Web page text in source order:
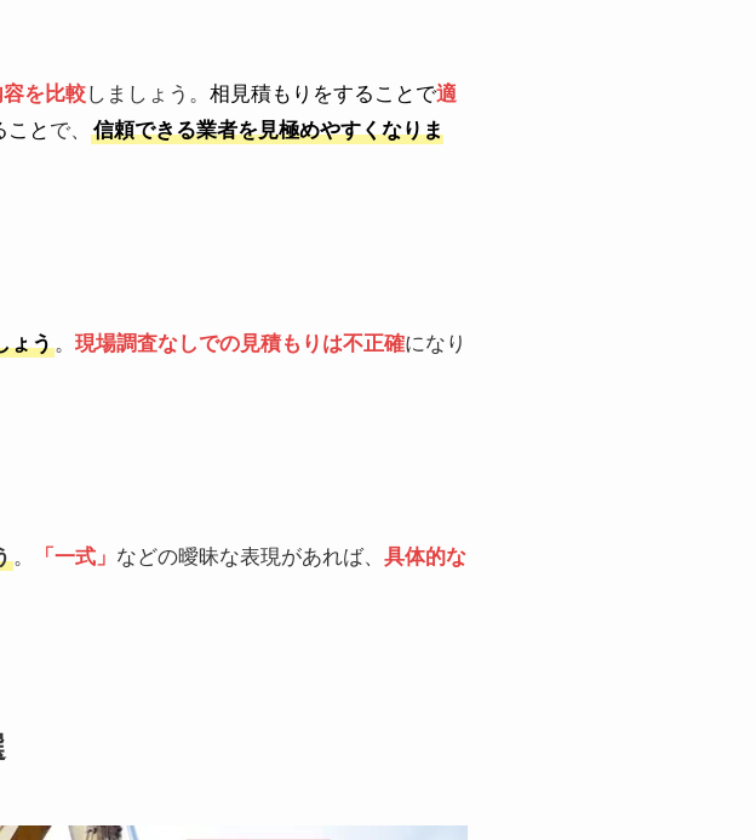
を比較しましょう。 相見積もりをすることで適
こと で、
信頼できる業者を見極めやすくなりま
ょう。 現場調査なしでの見積もりは不正確になり
。 「一式」 などの曖昧な表現があれば、 具体的な